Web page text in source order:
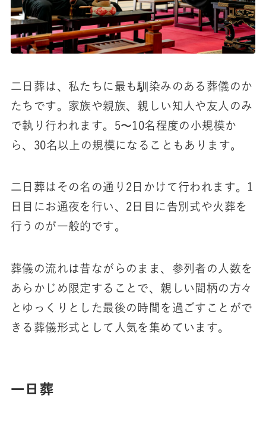
二日葬は、私たちに最も馴染みのある葬儀のか
たちです。家族や親族、親しい知人や友人のみ
で執り行われます。5〜10名程度の小規模か
ら、30名以上の規模になることもあります。
二日葬はその名の通り2日かけて行われます。1
日目にお通夜を行い、2日目に告別式や火葬を
行うのが一般的です。
葬儀の流れは昔ながらのまま、参列者の人数を
あらかじめ限定することで、親しい間柄の方々
とゆっくりとした最後の時間を過ごすことがで
きる葬儀形式として人気を集めています。
一日葬